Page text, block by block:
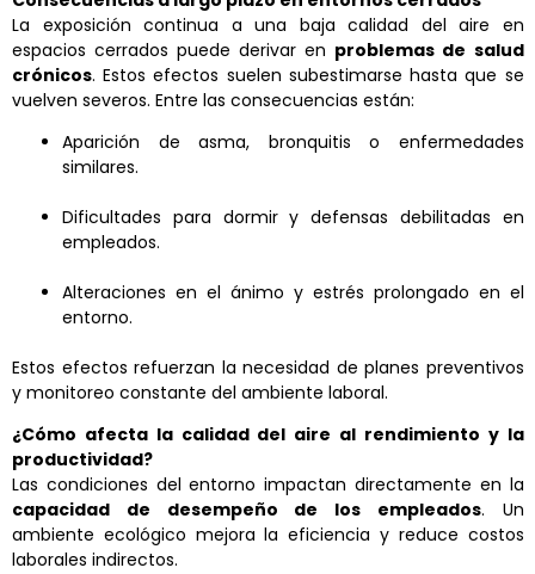
La exposición continua a una baja calidad del aire en
espacios cerrados puede derivar en problemas de salud
crónicos. Estos efectos suelen subestimarse hasta que se
vuelven severos. Entre las consecuencias están:
Aparición de asma, bronquitis o enfermedades
similares.
Dificultades para dormir y defensas debilitadas en
empleados.
Alteraciones en el ánimo y estrés prolongado en el
entorno.
Estos efectos refuerzan la necesidad de planes preventivos
y monitoreo constante del ambiente laboral.
¿Cómo afecta la calidad del aire al rendimiento y la
productividad?
Las condiciones del entorno impactan directamente en la
capacidad de desempeño de los empleados. Un
ambiente ecológico mejora la eficiencia y reduce costos
laborales indirectos.